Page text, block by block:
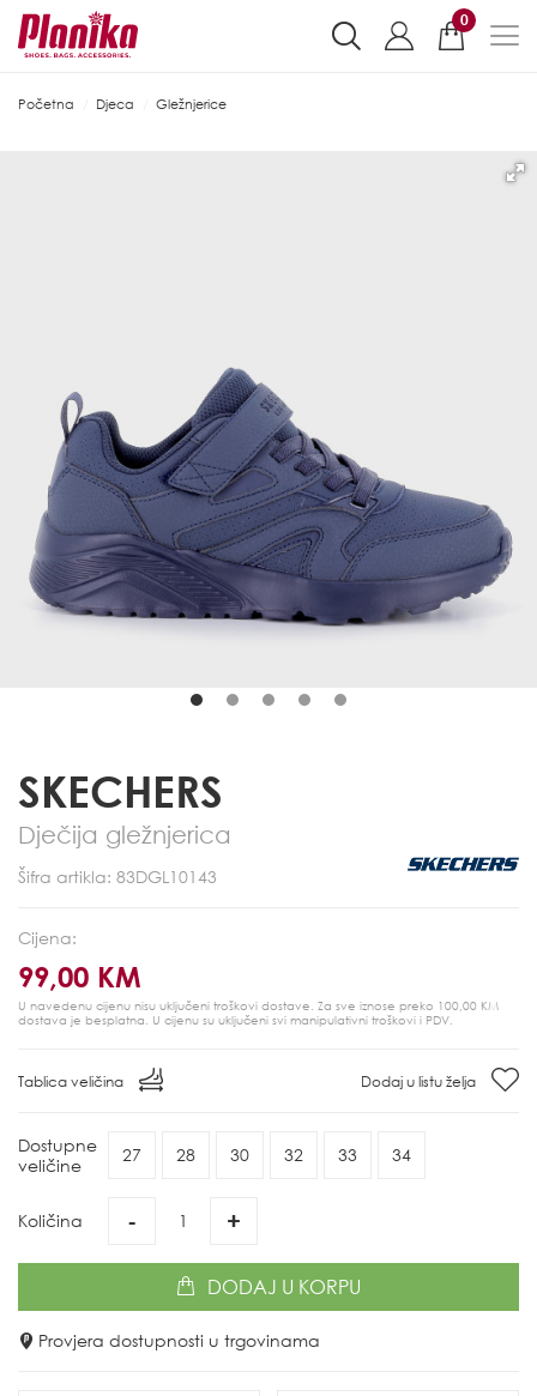
0
Početna Djeca Gležnjerice
SKECHERS
Dječija gležnjerica
Šifra artikla: 83DGL10143
Cijena:
99,00 KM
U navedenu cijenu nisu uključeni troškovi dostave. Za sve iznose preko 100,00 KM
dostava je besplatna. U cijenu su uključeni svi manipulativni troškovi i PDV.
Tablica veličina Dodaj u listu želja
Dostupne
veličine
27 28 30 32 33 34
Količina - +
DODAJ U KORPU
Provjera dostupnosti u trgovinama